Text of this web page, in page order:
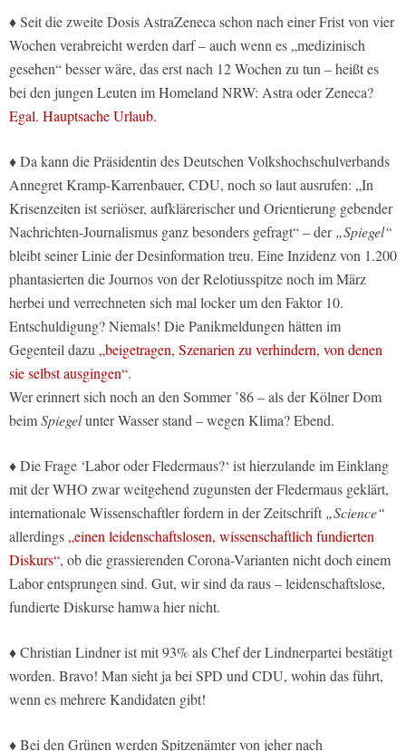
♦ Seit die zweite Dosis AstraZeneca schon nach einer Frist von vier
Wochen verabreicht werden darf – auch wenn es „medizinisch
gesehen“ besser wäre, das erst nach 12 Wochen zu tun – heißt es
bei den jungen Leuten im Homeland NRW: Astra oder Zeneca?
Egal. Hauptsache Urlaub.
♦ Da kann die Präsidentin des Deutschen Volkshochschulverbands
Annegret Kramp-Karrenbauer, CDU, noch so laut ausrufen: „In
Krisenzeiten ist seriöser, aufklärerischer und Orientierung gebender
Nachrichten-Journalismus ganz besonders gefragt“ – der„Spiegel“
bleibt seiner Linie der Desinformation treu. Eine Inzidenz von 1.200
phantasierten die Journos von der Relotiusspitze noch im März
herbei und verrechneten sich mal locker um den Faktor 10.
Entschuldigung? Niemals! Die Panikmeldungen hätten im
Gegenteil dazu„beigetragen, Szenarien zu verhindern, von denen
sie selbst ausgingen“.
Wer erinnert sich noch an den Sommer ’86 – als der Kölner Dom
beimSpiegelunter Wasser stand – wegen Klima? Ebend.
♦ Die Frage ‘Labor oder Fledermaus?‘ ist hierzulande im Einklang
mit der WHO zwar weitgehend zugunsten der Fledermaus geklärt,
internationale Wissenschaftler fordern in der Zeitschrift „Science“
allerdings„einen leidenschaftslosen, wissenschaftlich fundierten
Diskurs“, ob die grassierenden Corona-Varianten nicht doch einem
Labor entsprungen sind. Gut, wir sind da raus – leidenschaftslose,
fundierte Diskurse hamwa hier nicht.
♦ Christian Lindner ist mit 93% als Chef der Lindnerpartei bestätigt
worden. Bravo! Man sieht ja bei SPD und CDU, wohin das führt,
wenn es mehrere Kandidaten gibt!
♦ Bei den Grünen werden Spitzenämter von jeher nach